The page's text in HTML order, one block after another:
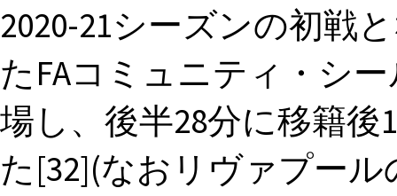
2020-21シーズンの初戦
たFAコミュニティ・シ
場し、後半28分に移籍
た[32](なおリヴァプー